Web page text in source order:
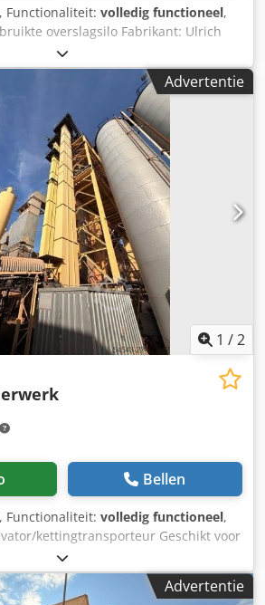
, Functionaliteit: volledig functioneel,
overslagsilo Fabrikant: Ulrich
- Kuipbandtransporteur - Hijslier -
Cjdezq S Ewjpfx Abherf
Advertentie
1 /2
Bellen
, Functionaliteit: volledig functioneel,
kettingtransporteur Geschikt voor
bulkgoederen Crjdpfxjzq S Dao
Advertentie